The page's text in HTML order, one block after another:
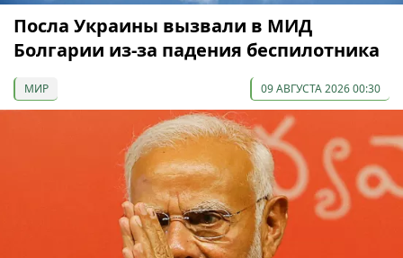
Посла Украины вызвали в МИД
Болгарии из-за падения беспилотника
МИР 09 АВГУСТА 2026 00:30